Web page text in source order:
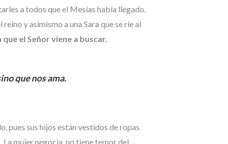
a todos que el Mesías había llegado.
y asimismo a una Sara que se ríe al
el Señor viene a buscar.
que nos ama.
pues sus hijos están vestidos de ropas
mujer negocia, no tiene temor del